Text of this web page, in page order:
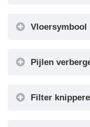
verbergen
Vloersymbool
Vloersymbool
Pijlen
verbergen met
Filter